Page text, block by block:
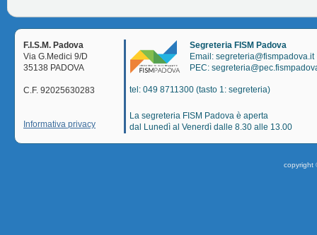
F.I.S.M. Padova
Via G.Medici 9/D
35138 PADOVA
C.F. 92025630283
Informativa privacy
Segreteria FISM Padova
Email: segreteria@fismpadova.it
PEC:
tel: 049 8711300 (tasto 1: segreteria)
La segreteria FISM Padova è aperta
dal Lunedì al Venerdì dalle 8.30 alle 13.00
copyright